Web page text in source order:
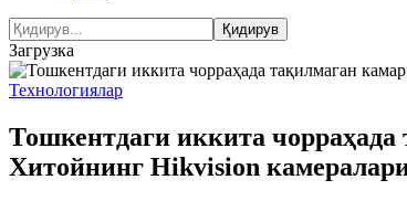
Загрузка
Технологиялар
Тошкентдаги иккита
Хитойнинг Hikvision